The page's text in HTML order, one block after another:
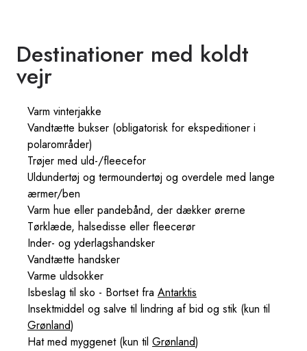
Destinationer med koldt
vejr
Varm vinterjakke
Vandtætte bukser (obligatorisk for ekspeditioner i
polarområder)
Trøjer med uld-/fleecefor
Uldundertøj og termoundertøj og overdele med lange
ærmer/ben
Varm hue eller pandebånd, der dækker ørerne
Tørklæde, halsedisse eller fleecerør
Inder- og yderlagshandsker
Vandtætte handsker
Varme uldsokker
Isbeslag til sko - Bortset fra Antarktis
Insektmiddel og salve til lindring af bid og stik (kun til
Grønland)
Hat med myggenet (kun til Grønland)